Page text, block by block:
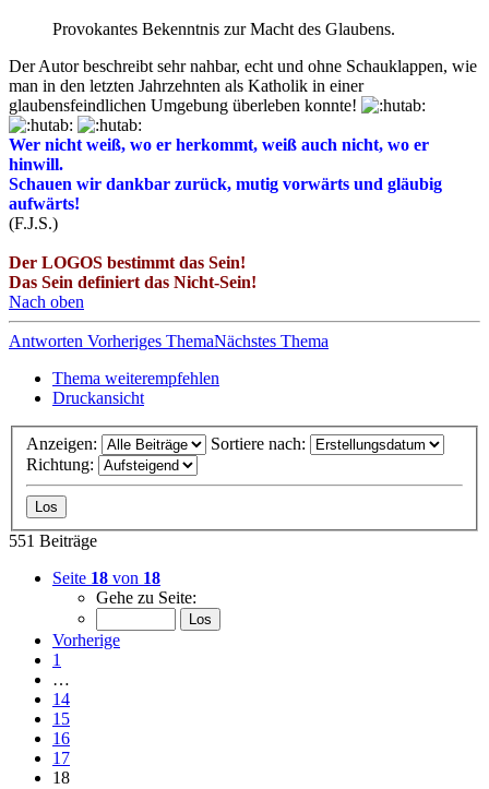
Provokantes Bekenntnis zur Macht des Glaubens.
Der Autor beschreibt sehr nahbar, echt und ohne Schauklappen, wie
man in den letzten Jahrzehnten als Katholik in einer
glaubensfeindlichen Umgebung überleben konnte!
Wer nicht weiß, wo er herkommt, weiß auch nicht, wo er
hinwill.
Schauen wir dankbar zurück, mutig vorwärts und gläubig
aufwärts!
(F.J.S.)
Der LOGOS bestimmt das Sein!
Das Sein definiert das Nicht-Sein!
Nach oben
Antworten Vorheriges ThemaNächstes Thema
Thema weiterempfehlen
Druckansicht
Anzeigen:
Sortiere nach:
Richtung:
551 Beiträge
Seite 18 von 18
Gehe zu Seite:
Vorherige
1
…
14
15
16
17
18